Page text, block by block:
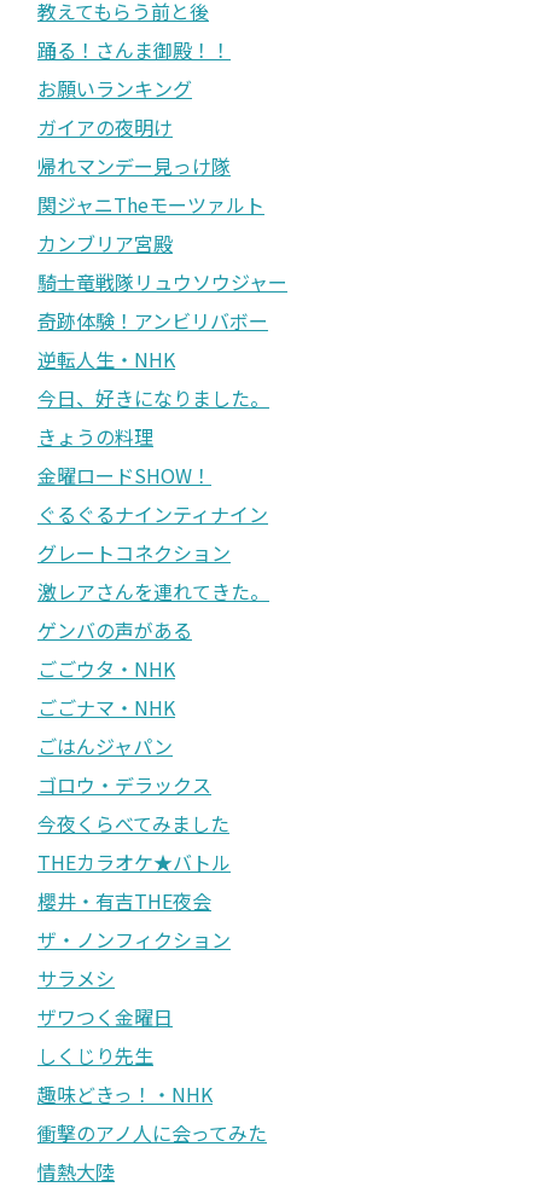
教えてもらう前と後
踊る！さんま御殿！！
お願いランキング
ガイアの夜明け
帰れマンデー見っけ隊
関ジャニTheモーツァルト
カンブリア宮殿
騎士竜戦隊リュウソウジャー
奇跡体験！アンビリバボー
逆転人生・NHK
今日、好きになりました。
きょうの料理
金曜ロードSHOW！
ぐるぐるナインティナイン
グレートコネクション
激レアさんを連れてきた。
ゲンバの声がある
ごごウタ・NHK
ごごナマ・NHK
ごはんジャパン
ゴロウ・デラックス
今夜くらべてみました
THEカラオケ★バトル
櫻井・有吉THE夜会
ザ・ノンフィクション
サラメシ
ザワつく金曜日
しくじり先生
趣味どきっ！・NHK
衝撃のアノ人に会ってみた
情熱大陸